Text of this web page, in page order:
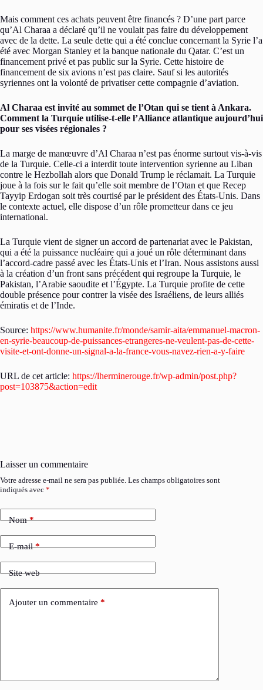
Mais comment ces achats peuvent être financés ? D’une part parce
qu’Al Charaa a déclaré qu’il ne voulait pas faire du développement
avec de la dette. La seule dette qui a été conclue concernant la Syrie l’a
été avec Morgan Stanley et la banque nationale du Qatar. C’est un
financement privé et pas public sur la Syrie. Cette histoire de
financement de six avions n’est pas claire. Sauf si les autorités
syriennes ont la volonté de privatiser cette compagnie d’aviation.
Al Charaa est invité au sommet de l’Otan qui se tient à Ankara.
Comment la Turquie utilise-t-elle l’Alliance atlantique aujourd’hui
pour ses visées régionales ?
La marge de manœuvre d’Al Charaa n’est pas énorme surtout vis-à-vis
de la Turquie. Celle-ci a interdit toute intervention syrienne au Liban
contre le Hezbollah alors que Donald Trump le réclamait. La Turquie
joue à la fois sur le fait qu’elle soit membre de l’Otan et que Recep
Tayyip Erdogan soit très courtisé par le président des États-Unis. Dans
le contexte actuel, elle dispose d’un rôle prometteur dans ce jeu
international.
La Turquie vient de signer un accord de partenariat avec le Pakistan,
qui a été la puissance nucléaire qui a joué un rôle déterminant dans
l’accord-cadre passé avec les États-Unis et l’Iran. Nous assistons aussi
à la création d’un front sans précédent qui regroupe la Turquie, le
Pakistan, l’Arabie saoudite et l’Égypte. La Turquie profite de cette
double présence pour contrer la visée des Israéliens, de leurs alliés
émiratis et de l’Inde.
Source: https://www.humanite.fr/monde/samir-aita/emmanuel-macron-
en-syrie-beaucoup-de-puissances-etrangeres-ne-veulent-pas-de-cette-
visite-et-ont-donne-un-signal-a-la-france-vous-navez-rien-a-y-faire
URL de cet article: https://lherminerouge.fr/wp-admin/post.php?
post=103875&action=edit
Laisser un commentaire
Votre adresse e-mail ne sera pas publiée. Les champs obligatoires sont
indiqués avec *
Nom*
E-mail*
Site web
Ajouter un commentaire *